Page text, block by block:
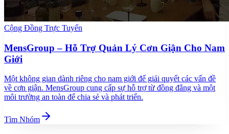
Cộng Đồng Trực Tuyến
MensGroup – Hỗ Trợ Quản Lý Cơn Giận Cho Nam
Giới
Một không gian dành riêng cho nam giới để giải quyết các vấn đề
về cơn giận. MensGroup cung cấp sự hỗ trợ từ đồng đẳng và một
môi trường an toàn để chia sẻ và phát triển.
Tìm Nhóm